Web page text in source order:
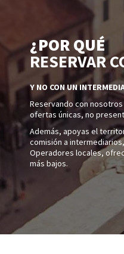
¿POR QUÉ
RESERVAR
Y NO CON UN
Reservando con
ofertas únicas, no
Además, apoyas el
comisión a
Operadores locales,
más bajos.